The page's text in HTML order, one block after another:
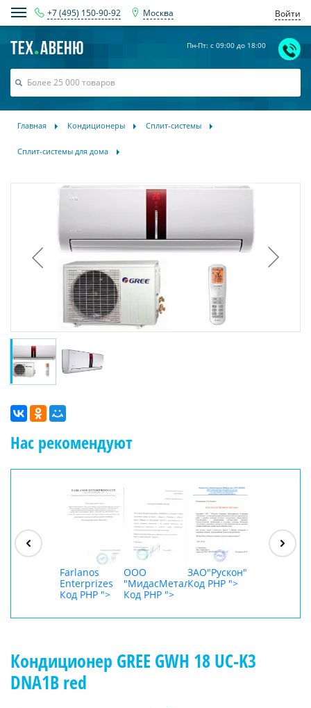
+7 (495) 150-90-92 Москва Войти
Пн-Пт: с 09:00 до 18:00
Главная Кондиционеры Сплит-системы
Сплит-системы для дома
Нас рекомендуют
Farlanos
Enterprizes
Код PHP ">
ООО
"МидасМеталлАрт"
Код PHP ">
ЗАО"Рускон"
Код PHP ">
Кондиционер GREE GWH 18 UC-K3
DNA1B red